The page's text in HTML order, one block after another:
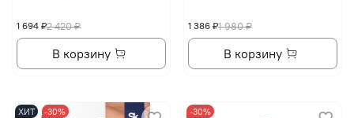
2 420 ₽
1 694 ₽
В корзину
1 980 ₽
1 386 ₽
В корзину
ХИТ -30% -30%